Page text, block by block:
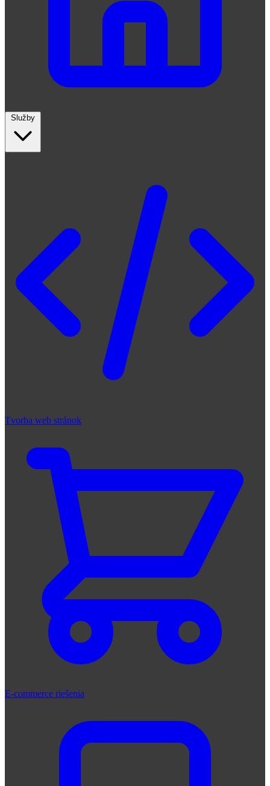
Služby
Tvorba web stránok
E-commerce riešenia